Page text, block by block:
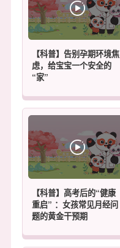
【科普】告别孕期环境焦
虑，给宝宝一个安全的
“家”
【科普】高考后的“健康
重启” ：女孩常见月经问
题的黄金干预期